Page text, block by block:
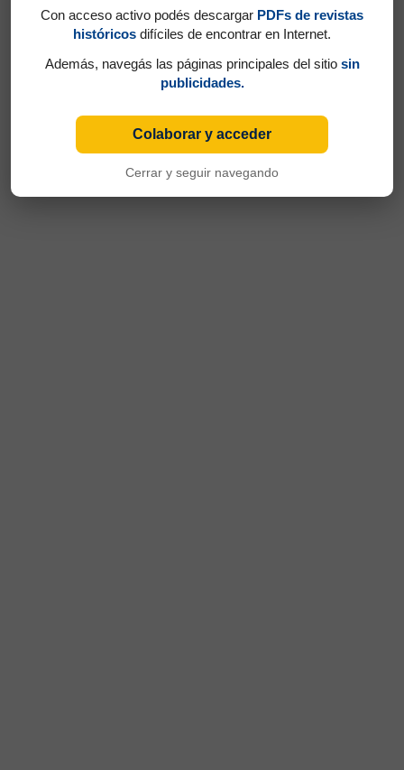
Con acceso activo podés descargar PDFs de revistas
históricos difíciles de encontrar en Internet.
Además, navegás las páginas principales del sitio sin
publicidades.
Colaborar y acceder
Cerrar y seguir navegando